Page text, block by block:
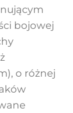
bojowej
o różnej